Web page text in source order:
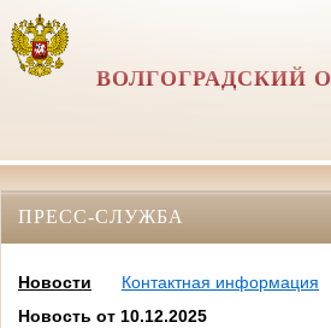
ВОЛГОГРАДСКИЙ
ПРЕСС-СЛУЖБА
Новости
Контактная информация
Новость от 10.12.2025